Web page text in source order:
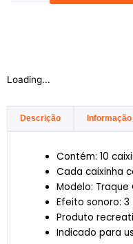
Loading...
Descrição
Contém: 10
Cada caixinha
Modelo: Traque
Efeito sonoro: 3
Produto
Indicado para